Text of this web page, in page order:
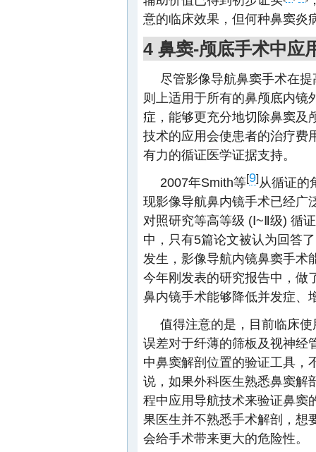
意的临床效果，但何种鼻窦炎
4 鼻窦-颅底手术中应
尽管影像导航鼻窦手术在
则上适用于所有的鼻颅底内镜
症，能够更充分地切除鼻窦及
技术的应用会使患者的治疗费
有力的循证医学证据支持。
2007年Smith等[9]从循证的
现影像导航鼻内镜手术已经广
对照研究等高等级 (Ⅰ~Ⅱ级) 循
中，只有5篇论文被认为回答
发生，影像导航内镜鼻窦手术
今年刚发表的研究报告中，做
鼻内镜手术能够降低并发症、
值得注意的是，目前临床
误差对于纤薄的筛板及视神经
中鼻窦解剖位置的验证工具，
说，如果外科医生熟悉鼻窦解
程中应用导航技术来验证鼻窦
果医生并不熟悉手术解剖，想
会给手术带来更大的危险性。